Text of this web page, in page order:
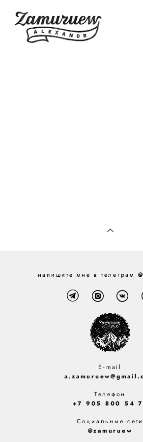
напишите мне в телеграм
E-mail
Телефон
+7 905 800 54
Социальные сети
@zamuruew